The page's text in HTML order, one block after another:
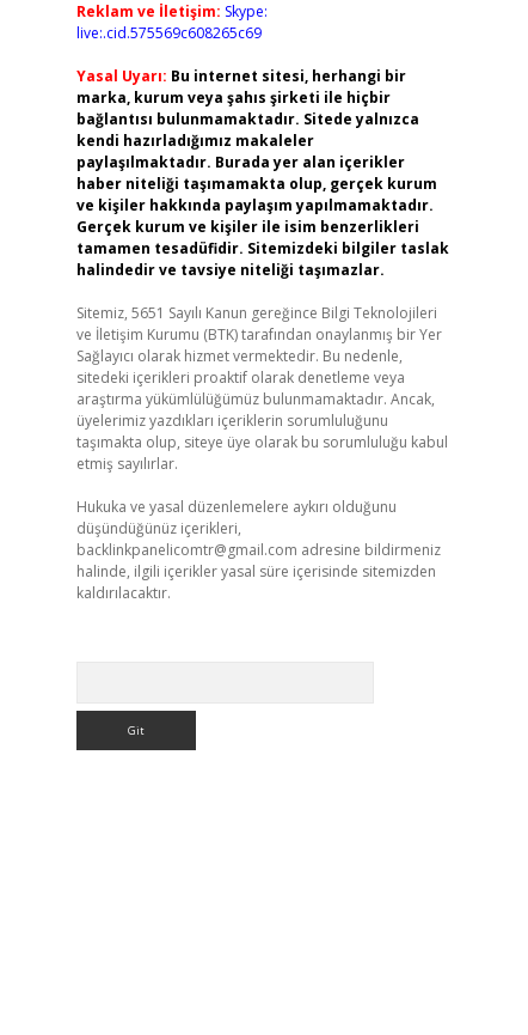
Reklam ve İletişim: Skype:
live:.cid.575569c608265c69
Yasal Uyarı: Bu internet sitesi, herhangi bir
marka, kurum veya şahıs şirketi ile hiçbir
bağlantısı bulunmamaktadır. Sitede yalnızca
kendi hazırladığımız makaleler
paylaşılmaktadır. Burada yer alan içerikler
haber niteliği taşımamakta olup, gerçek kurum
ve kişiler hakkında paylaşım yapılmamaktadır.
Gerçek kurum ve kişiler ile isim benzerlikleri
tamamen tesadüfidir. Sitemizdeki bilgiler taslak
halindedir ve tavsiye niteliği taşımazlar.
Sitemiz, 5651 Sayılı Kanun gereğince Bilgi Teknolojileri
ve İletişim Kurumu (BTK) tarafından onaylanmış bir Yer
Sağlayıcı olarak hizmet vermektedir. Bu nedenle,
sitedeki içerikleri proaktif olarak denetleme veya
araştırma yükümlülüğümüz bulunmamaktadır. Ancak,
üyelerimiz yazdıkları içeriklerin sorumluluğunu
taşımakta olup, siteye üye olarak bu sorumluluğu kabul
etmiş sayılırlar.
Hukuka ve yasal düzenlemelere aykırı olduğunu
düşündüğünüz içerikleri,
backlinkpanelicomtr@gmail.com adresine bildirmeniz
halinde, ilgili içerikler yasal süre içerisinde sitemizden
kaldırılacaktır.